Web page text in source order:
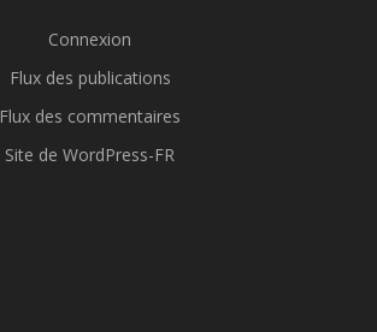
Connexion
Flux des publications
Flux des commentaires
Site de WordPress-FR